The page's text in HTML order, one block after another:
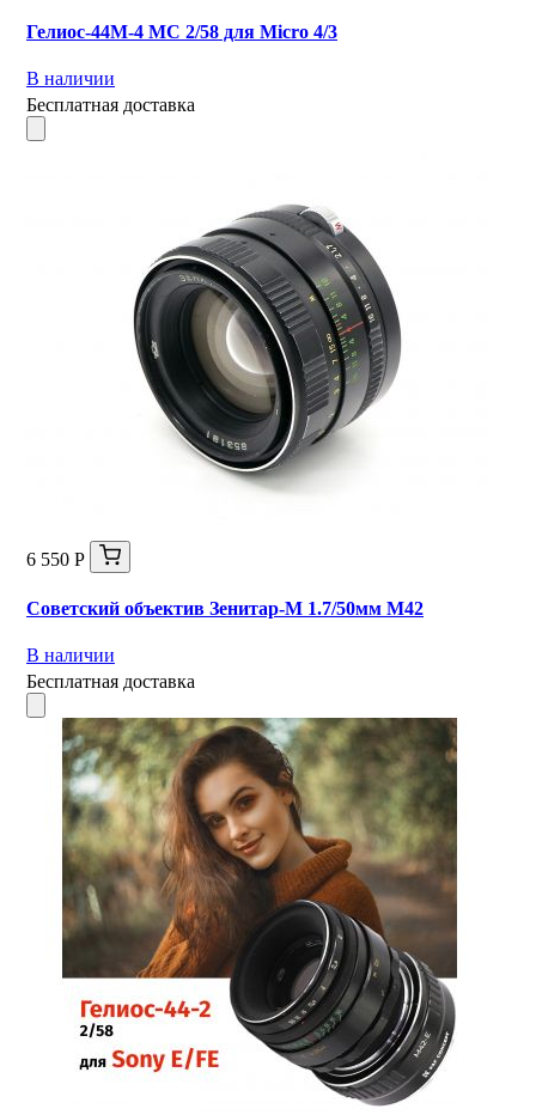
Гелиос-44М-4 МС 2/58 для Micro 4/3
В наличии
Бесплатная доставка
6 550 Р
Советский объектив Зенитар-М 1.7/50мм М42
В наличии
Бесплатная доставка